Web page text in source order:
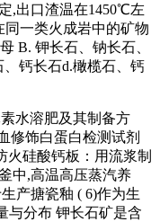
,出口渣温在1450℃左
同一类火成岩中的矿物
B. 钾长石、钠长石、
钙长石d.橄榄石、钙
水溶肥及其制备方
修饰白蛋白检测试剂
火硅酸钙板：用流浆制
中,高温高压蒸汽养
产搪瓷釉 ( 6)作为生
与分布 钾长石矿是含